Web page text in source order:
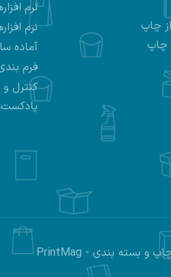
چاپ
چاپ
نرم
نرم
آماده
فرم
کنترل